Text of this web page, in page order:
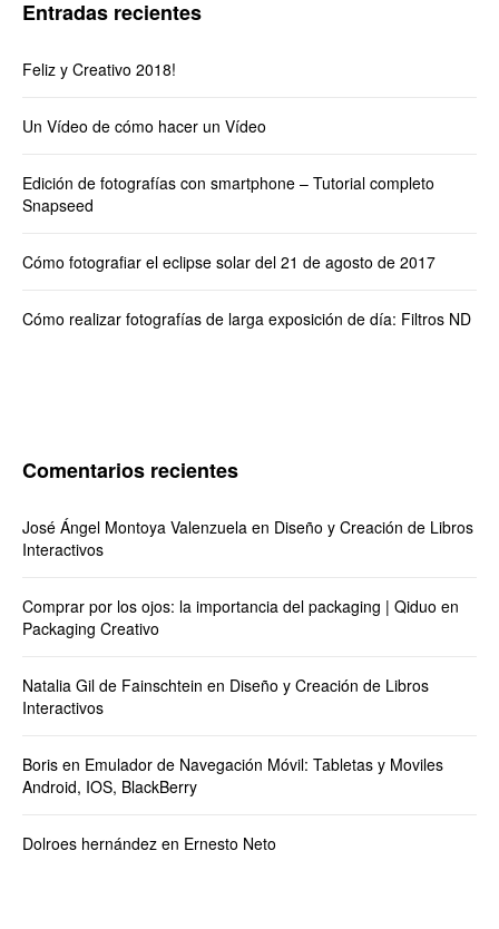
Entradas recientes
Feliz y Creativo 2018!
Un Vídeo de cómo hacer un Vídeo
Edición de fotografías con smartphone – Tutorial completo
Snapseed
Cómo fotografiar el eclipse solar del 21 de agosto de 2017
Cómo realizar fotografías de larga exposición de día: Filtros ND
Comentarios recientes
José Ángel Montoya Valenzuela en Diseño y Creación de Libros
Interactivos
Comprar por los ojos: la importancia del packaging | Qiduo en
Packaging Creativo
Natalia Gil de Fainschtein en Diseño y Creación de Libros
Interactivos
Boris en Emulador de Navegación Móvil: Tabletas y Moviles
Android, IOS, BlackBerry
Dolroes hernández en Ernesto Neto